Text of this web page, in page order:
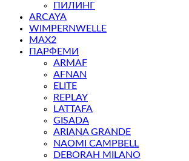
ПИЛИНГ
ARCAYA
WIMPERNWELLE
MAX2
ПАРФЕМИ
ARMAF
AFNAN
ELITE
REPLAY
LATTAFA
GISADA
ARIANA GRANDE
NAOMI CAMPBELL
DEBORAH MILANO